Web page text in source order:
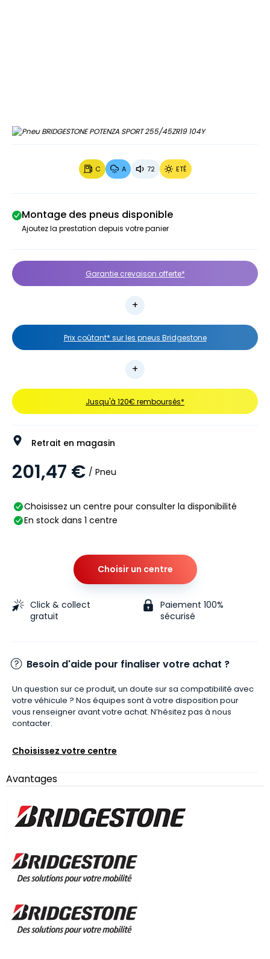
C A 72 ETÉ
Montage des pneus disponible
Ajoutez la prestation depuis votre panier
Garantie crevaison offerte*
Prix coûtant* sur les pneus Bridgestone
Jusqu'à 120€ remboursés*
Retrait en magasin
201,47 € / Pneu
Choisissez un centre pour consulter la disponibilité
En stock dans 1 centre
Choisir un centre
Click & collect
gratuit
Paiement 100%
sécurisé
Besoin d'aide pour finaliser votre achat ?
Un question sur ce produit, un doute sur sa compatibilité avec
votre véhicule ? Nos équipes sont à votre disposition pour
vous renseigner avant votre achat. N’hésitez pas à nous
contacter.
Choisissez votre centre
Avantages